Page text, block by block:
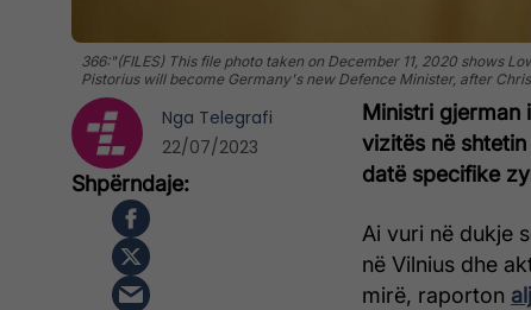
366:"(FILES) This file photo taken on December 11, 2020 shows
Pistorius will become Germany's new Defence Minister, after
Ministri
vizitës në
datë specifike
Ai vuri në dukje
në Vilnius dhe
mirë, raporton
Nga Telegrafi
22/07/2023